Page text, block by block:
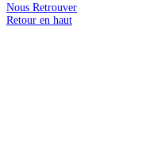
Nous Retrouver
Retour en haut